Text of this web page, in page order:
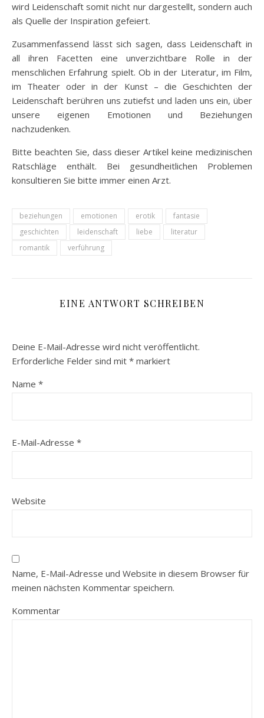
wird Leidenschaft somit nicht nur dargestellt, sondern auch
als Quelle der Inspiration gefeiert.
Zusammenfassend lässt sich sagen, dass Leidenschaft in
all ihren Facetten eine unverzichtbare Rolle in der
menschlichen Erfahrung spielt. Ob in der Literatur, im Film,
im Theater oder in der Kunst – die Geschichten der
Leidenschaft berühren uns zutiefst und laden uns ein, über
unsere eigenen Emotionen und Beziehungen
nachzudenken.
Bitte beachten Sie, dass dieser Artikel keine medizinischen
Ratschläge enthält. Bei gesundheitlichen Problemen
konsultieren Sie bitte immer einen Arzt.
beziehungen emotionen erotik
fantasie
geschichten
leidenschaft liebe
literatur
romantik
verführung
EINE ANTWORT SCHREIBEN
Deine E-Mail-Adresse wird nicht veröffentlicht.
Erforderliche Felder sind mit * markiert
Name *
E-Mail-Adresse *
Website
Name, E-Mail-Adresse und Website in diesem Browser für
meinen nächsten Kommentar speichern.
Kommentar